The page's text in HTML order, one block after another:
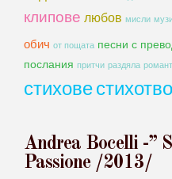
клипове любов мисли
обич от пощата песни с
послания притчи раздяла
стихове
Andrea Bocelli -”
Passione /2013/